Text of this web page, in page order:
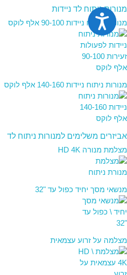
נגישות
מנורות ניתוח לד ניידות
מנורות ניתוח ניידות 90-100 אלף לוקס
מנורות ניתוח ניידות 140-160 אלף לוקס
אביזרים משלימים למנורות ניתוח לד
מצלמת מנורה HD 4K
מנשאי מסך יחיד כפול עד "32
מצלמה על זרוע עצמאית